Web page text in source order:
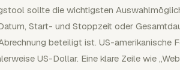
sollte die wichtigsten
Start- und Stoppzeit oder
beteiligt ist. US-amerikanische
US-Dollar. Eine klare Zeile wie